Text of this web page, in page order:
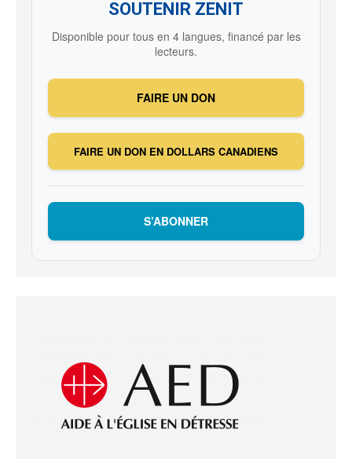
SOUTENIR ZENIT
Disponible pour tous en 4 langues, financé par les
lecteurs.
FAIRE UN DON
FAIRE UN DON EN DOLLARS CANADIENS
S’ABONNER